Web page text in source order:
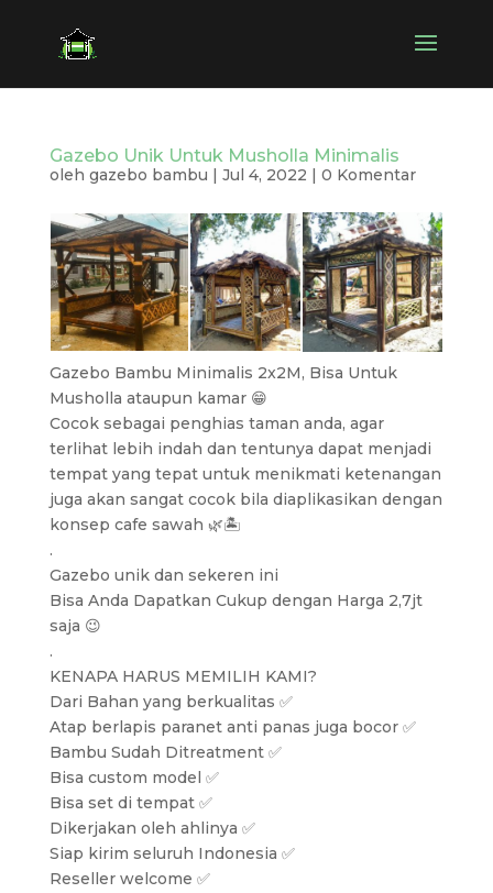
Gazebo Unik Untuk Musholla Minimalis
oleh gazebo bambu | Jul 4, 2022 | 0 Komentar
Gazebo Bambu Minimalis 2x2M, Bisa Untuk
Musholla ataupun kamar 😁
Cocok sebagai penghias taman anda, agar
terlihat lebih indah dan tentunya dapat menjadi
tempat yang tepat untuk menikmati ketenangan
juga akan sangat cocok bila diaplikasikan dengan
konsep cafe sawah 🌿🏝️
.
Gazebo unik dan sekeren ini
Bisa Anda Dapatkan Cukup dengan Harga 2,7jt
saja 😉
.
KENAPA HARUS MEMILIH KAMI?
Dari Bahan yang berkualitas ✅
Atap berlapis paranet anti panas juga bocor ✅
Bambu Sudah Ditreatment ✅
Bisa custom model ✅
Bisa set di tempat ✅
Dikerjakan oleh ahlinya ✅
Siap kirim seluruh Indonesia ✅
Reseller welcome ✅